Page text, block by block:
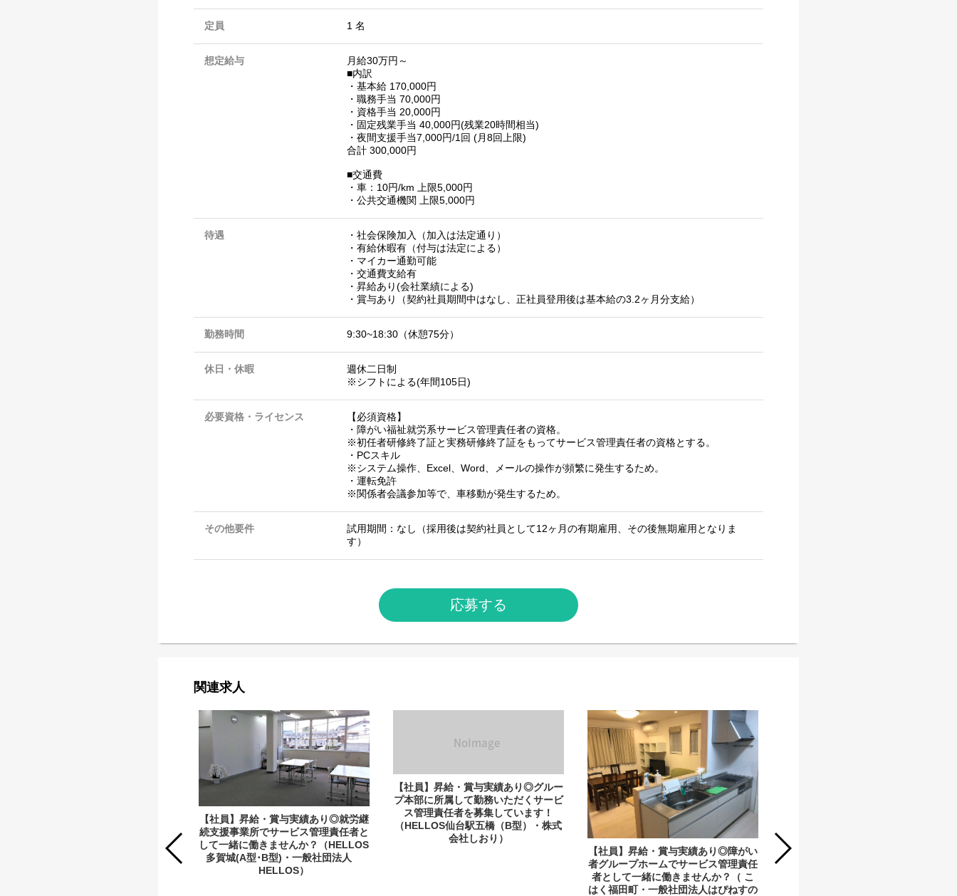
定員 1 名
想定給与
月給30万円～
■内訳
・基本給 170,000円
・職務手当 70,000円
・資格手当 20,000円
・固定残業手当 40,000円(残業20時間相当)
・夜間支援手当7,000円/1回 (月8回上限)
合計 300,000円
■交通費
・車：10円/km 上限5,000円
・公共交通機関 上限5,000円
待遇
・社会保険加入（加入は法定通り）
・有給休暇有（付与は法定による）
・マイカー通勤可能
・交通費支給有
・昇給あり(会社業績による)
・賞与あり（契約社員期間中はなし、正社員登用後は基本給の3.2ヶ月分支給）
勤務時間 9:30~18:30（休憩75分）
休日・休暇
週休二日制
※シフトによる(年間105日)
必要資格・ライセンス
【必須資格】
・障がい福祉就労系サービス管理責任者の資格。
※初任者研修終了証と実務研修終了証をもってサービス管理責任者の資格とする。
・PCスキル
※システム操作、Excel、Word、メールの操作が頻繁に発生するため。
・運転免許
※関係者会議参加等で、車移動が発生するため。
その他要件
試用期間：なし（採用後は契約社員として12ヶ月の有期雇用、その後無期雇用となりま
す）
応募する
関連求人
して一緒に働きませんか？（HELLOS
【社員】昇給・賞与実績あり◎就労継
続支援事業所でサービス管理責任者と
して一緒に働きませんか？（HELLOS
多賀城(A型･B型)・一般社団法人
HELLOS）
【社員】昇給・賞与実績あり◎グルー
プ本部に所属して勤務いただくサービ
ス管理責任者を募集しています！
（HELLOS仙台駅五橋（B型）・株式
会社しおり）
【社員】昇給・賞与実績あり◎障がい
者グループホームでサービス管理責任
者として一緒に働きませんか？（ こ
はく福田町・一般社団法人はぴねすの